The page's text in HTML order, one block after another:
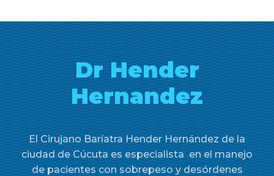
Dr Hender
Hernandez
El Cirujano Baríatra Hender Hernández de la
ciudad de Cúcuta es especialista en el manejo
de pacientes con sobrepeso y desórdenes